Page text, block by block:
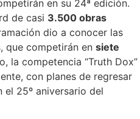
en su 24ª edición.
de casi 3.500 obras
dio a conocer las
, que competirán en siete
la competencia “Truth Dox”
con planes de regresar
el 25º aniversario del